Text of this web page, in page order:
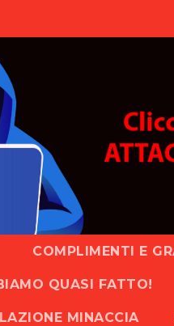
COMPLIMENTI E
QUASI FATTO!
MINACCIA